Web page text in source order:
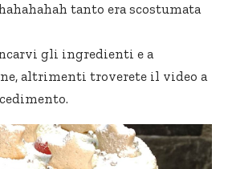
tanto era scostumata
gli ingredienti e a
altrimenti troverete il video a